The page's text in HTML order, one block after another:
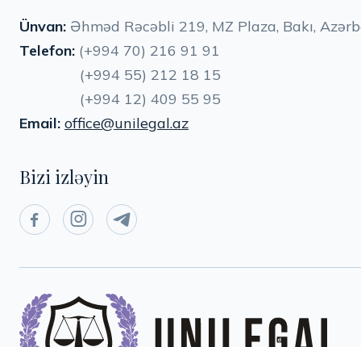
Ünvan: Əhməd Rəcəbli 219, MZ Plaza, Bakı,
Telefon: (+994 70) 216 91 91
(+994 55) 212 18 15
(+994 12) 409 55 95
Email: office@unilegal.az
Bizi izləyin
  